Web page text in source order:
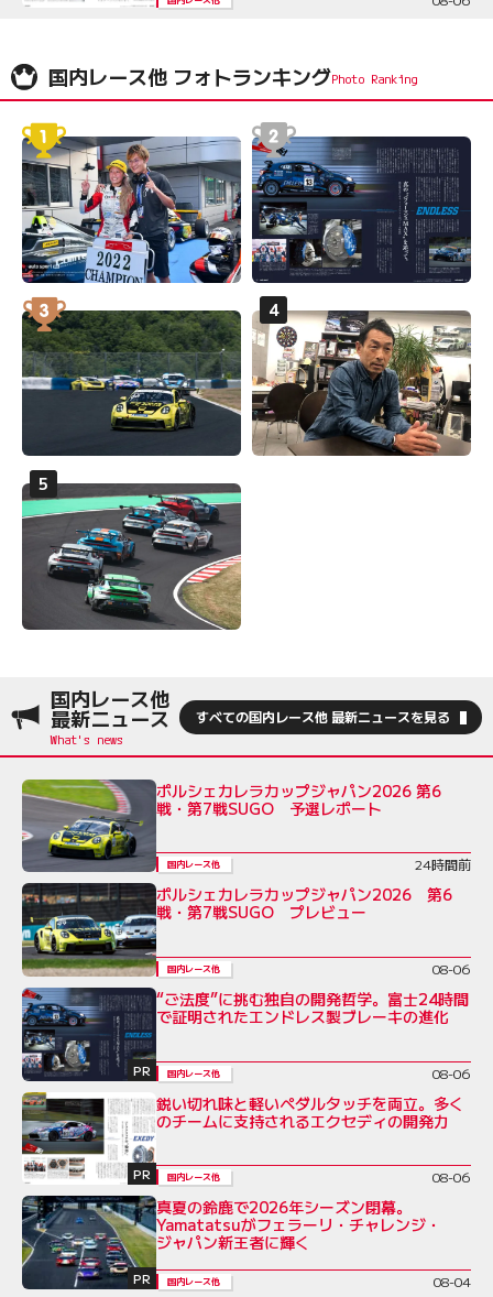
国内レース他 フォトランキング
国内レース他
最新ニュース すべての国内レース他 最新ニュースを見る
ポルシェカレラカップジャパン2026 第6
戦・第7戦SUGO 予選レポート
国内レース他 24時間前
ポルシェカレラカップジャパン2026 第6
戦・第7戦SUGO プレビュー
国内レース他 08-06
PR
“ご法度”に挑む独自の開発哲学。富士24時間
で証明されたエンドレス製ブレーキの進化
国内レース他 08-06
PR
鋭い切れ味と軽いペダルタッチを両立。多く
のチームに支持されるエクセディの開発力
国内レース他 08-06
PR
真夏の鈴鹿で2026年シーズン閉幕。
Yamatatsuがフェラーリ・チャレンジ・
ジャパン新王者に輝く
国内レース他 08-04